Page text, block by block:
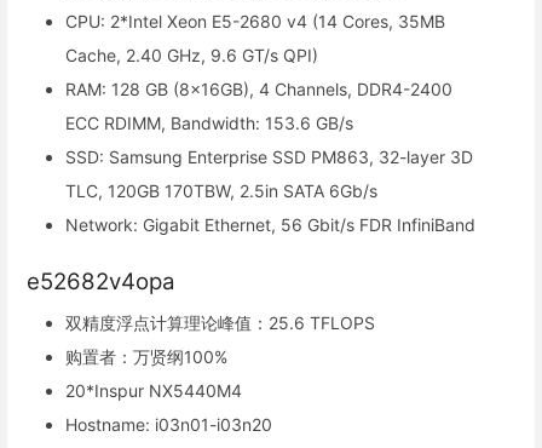
CPU: 2*Intel Xeon E5-2680 v4 (14 Cores, 35MB
Cache, 2.40 GHz, 9.6 GT/s QPI)
RAM: 128 GB (8x16GB), 4 Channels, DDR4-2400
ECC RDIMM, Bandwidth: 153.6 GB/s
SSD: Samsung Enterprise SSD PM863, 32-layer 3D
TLC, 120GB 170TBW, 2.5in SATA 6Gb/s
Network: Gigabit Ethernet, 56 Gbit/s FDR InfiniBand
e52682v4opa
双精度浮点计算理论峰值：25.6 TFLOPS
购置者：万贤纲100%
20*Inspur NX5440M4
Hostname: i03n01-i03n20